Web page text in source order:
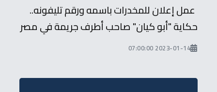
عمل إعلان للمخدرات باسمه ورقم تليفونه..
حكاية "أبو كيان" صاحب أطرف جريمة في مصر
2023-01-14 07:00:00